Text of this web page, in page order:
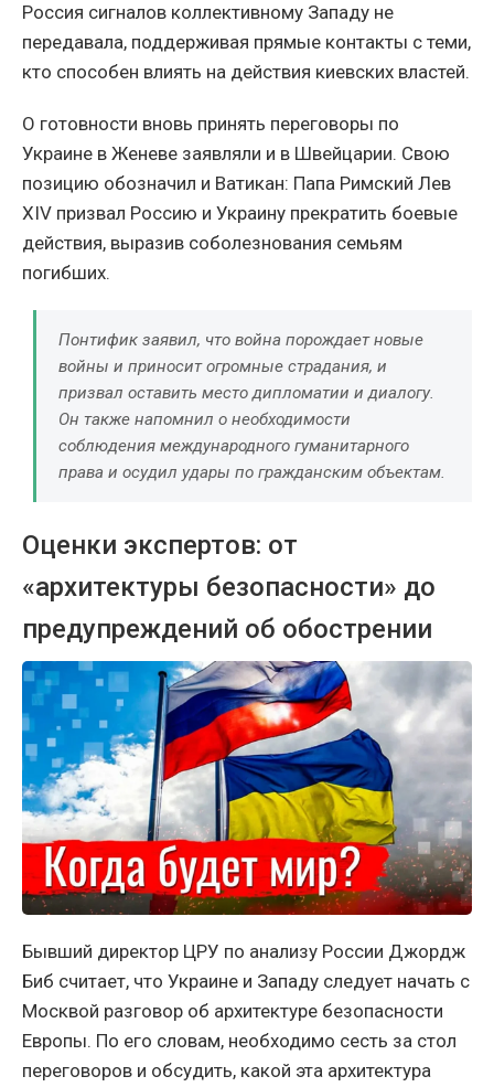
Россия сигналов коллективному Западу не
передавала, поддерживая прямые контакты с теми,
кто способен влиять на действия киевских властей.
О готовности вновь принять переговоры по
Украине в Женеве заявляли и в Швейцарии. Свою
позицию обозначил и Ватикан: Папа Римский Лев
XIV призвал Россию и Украину прекратить боевые
действия, выразив соболезнования семьям
погибших.
Понтифик заявил, что война порождает новые
войны и приносит огромные страдания, и
призвал оставить место дипломатии и диалогу.
Он также напомнил о необходимости
соблюдения международного гуманитарного
права и осудил удары по гражданским объектам.
Оценки экспертов: от
«архитектуры безопасности» до
предупреждений об обострении
Бывший директор ЦРУ по анализу России Джордж
Биб считает, что Украине и Западу следует начать с
Москвой разговор об архитектуре безопасности
Европы. По его словам, необходимо сесть за стол
переговоров и обсудить, какой эта архитектура